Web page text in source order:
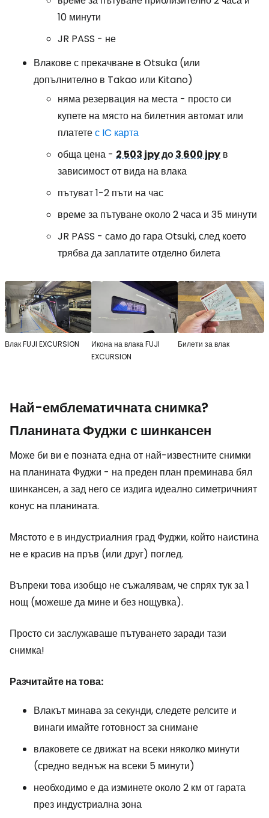
10 минути
JR PASS - не
Влакове с прекачване в Otsuka (или
допълнително в Takao или Kitano)
няма резервация на места - просто си
купете на място на билетния автомат или
платетес IC карта
обща цена - 2 503 jpyдо3 600 jpy в
зависимост от вида на влака
пътуват 1-2 пъти на час
време за пътуване около 2 часа и 35 минути
JR PASS - само до гара Otsuki, след което
трябва да заплатите отделно билета
Влак FUJI EXCURSION
Икона на влака FUJI
EXCURSION
Билети за влак
Най-емблематичната снимка?
Планината Фуджи с шинкансен
Може би ви е позната една от най-известните снимки
на планината Фуджи - на преден план преминава бял
шинкансен, а зад него се издига идеално симетричният
конус на планината.
Мястото е в индустриалния град Фуджи, който наистина
не е красив на пръв (или друг) поглед.
Въпреки това изобщо не съжалявам, че спрях тук за 1
нощ (можеше да мине и без нощувка).
Просто си заслужаваше пътуването заради тази
снимка!
Разчитайте на това:
Влакът минава за секунди, следете релсите и
винаги имайте готовност за снимане
влаковете се движат на всеки няколко минути
(средно веднъж на всеки 5 минути)
необходимо е да изминете около 2 км от гарата
през индустриална зона